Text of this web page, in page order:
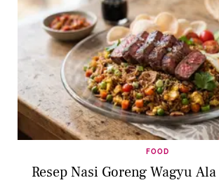
FOOD
Resep Nasi Goreng Wagyu